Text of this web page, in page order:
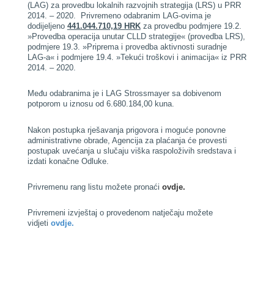
(LAG) za provedbu lokalnih razvojnih strategija (LRS) u PRR
2014. – 2020. Privremeno odabranim LAG-ovima je
dodijeljeno 441.044.710,19 HRK za provedbu podmjere 19.2.
»Provedba operacija unutar CLLD strategije« (provedba LRS),
podmjere 19.3. »Priprema i provedba aktivnosti suradnje
LAG-a« i podmjere 19.4. »Tekući troškovi i animacija« iz PRR
2014. – 2020.
Među odabranima je i LAG Strossmayer sa dobivenom
potporom u iznosu od 6.680.184,00 kuna.
Nakon postupka rješavanja prigovora i moguće ponovne
administrativne obrade, Agencija za plaćanja će provesti
postupak uvećanja u slučaju viška raspoloživih sredstava i
izdati konačne Odluke.
Privremenu rang listu možete pronaći ovdje.
Privremeni izvještaj o provedenom natječaju možete
vidjeti ovdje.